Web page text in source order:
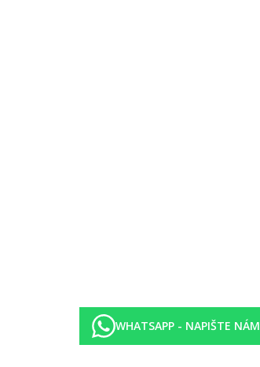
WHATSAPP - NAPIŠTE NÁM